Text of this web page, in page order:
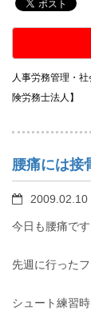
人事労務管理・
険労務士法人】
腰痛には
2009.02.10
今日も腰痛です
先週に行った
シュート練習